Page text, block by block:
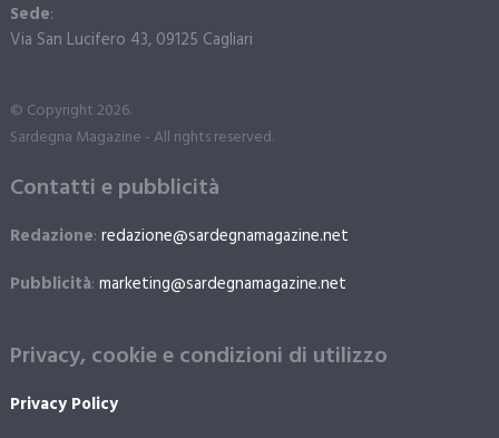
Sede:
Via San Lucifero 43, 09125 Cagliari
© Copyright 2026.
Sardegna Magazine - All rights reserved.
Contatti e pubblicità
Redazione: redazione@sardegnamagazine.net
Pubblicità: marketing@sardegnamagazine.net
Privacy, cookie e condizioni di utilizzo
Privacy Policy